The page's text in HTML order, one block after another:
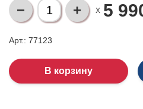
X 5
Арт.: 77123